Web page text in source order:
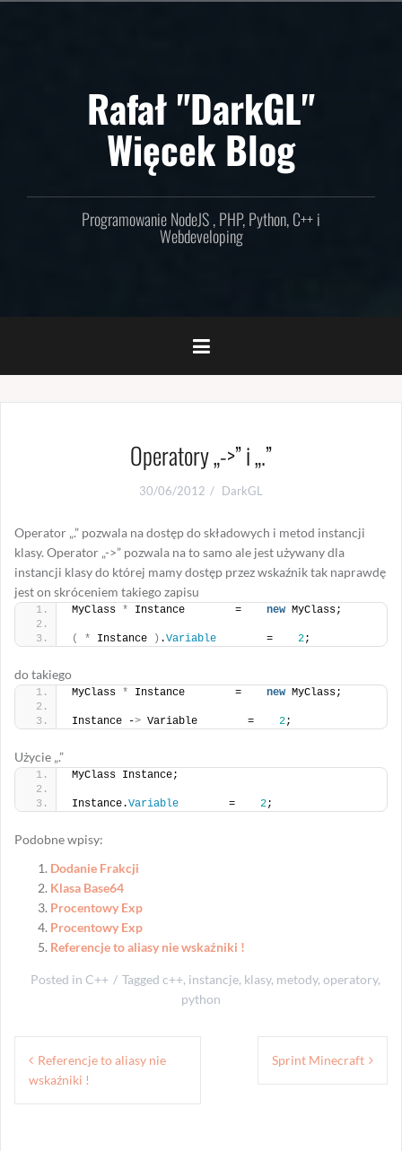
Rafał "DarkGL"
Więcek Blog
Programowanie NodeJS , PHP, Python, C++ i
Webdeveloping
Operatory „->” i „.”
30/06/2012 DarkGL
Operator „.” pozwala na dostęp do składowych i metod instancji
klasy. Operator „->” pozwala na to samo ale jest używany dla
instancji klasy do której mamy dostęp przez wskaźnik tak naprawdę
jest on skróceniem takiego zapisu
MyClass * Instance        = new MyClass;
( * Instance ) .Variable
        =
2;
do takiego
MyClass * Instance        = new MyClass;
Instance -> Variable        = 2;
Użycie „.”
MyClass Instance;
Instance.Variable
        =
2;
Podobne wpisy:
Dodanie Frakcji
Klasa Base64
Procentowy Exp
Procentowy Exp
Referencje to aliasy nie wskaźniki !
Posted in C++ Tagged c++, instancje, klasy, metody, operatory,
python
Nawigacja
wpisu
Referencje to aliasy nie
wskaźniki !
Sprint Minecraft